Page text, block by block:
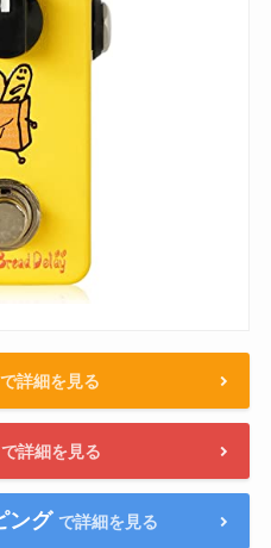
で詳細を見る
で詳細を見る
ング で詳細を見る